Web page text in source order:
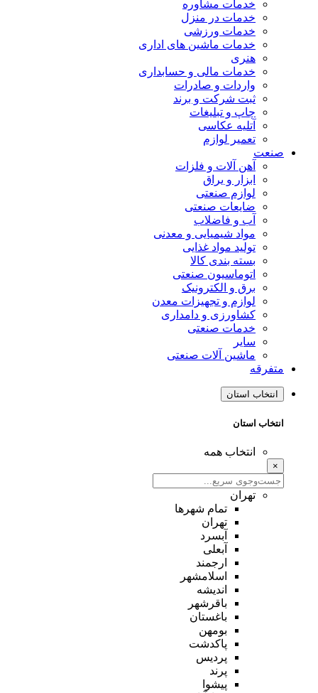
خدمات مشاوره
خدمات در منزل
خدمات ورزشی
خدمات ماشین های اداری
هنری
خدمات مالی و حسابداری
واردات و صادرات
ثبت شرکت و برند
چاپ و تبلیغات
آتلیه عکاسی
تعمیر لوازم
صنعت
آهن آلات و فلزات
ابزار و یراق
لوازم صنعتی
ضایعات صنعتی
آب و فاضلاب
مواد شیمیایی و معدنی
تولید مواد غذایی
بسته بندی کالا
اتوماسیون صنعتی
برق و الکترونیک
لوازم و تجهیزات معدن
کشاورزی و دامداری
خدمات صنعتی
سایر
ماشین آلات صنعتی
متفرقه
انتخاب استان
انتخاب استان
انتخاب همه
×
تهران
تمام شهر‌ها
تهران
آبسرد
آبعلی
ارجمند
اسلامشهر
اندیشه
باقرشهر
باغستان
بومهن
پاکدشت
پردیس
پرند
پیشوا